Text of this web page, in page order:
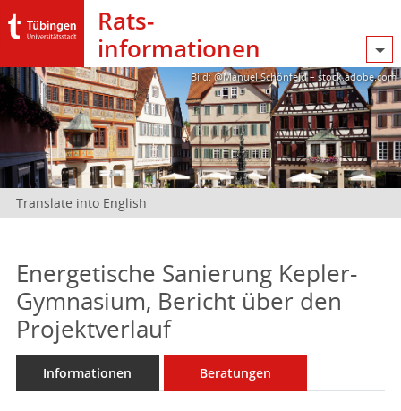
Rats­
informationen
Bild: @Manuel Schönfeld – stock.adobe.com
Translate into English
Energetische Sanierung Kepler-
Gymnasium, Bericht über den
Projektverlauf
Informationen Beratungen